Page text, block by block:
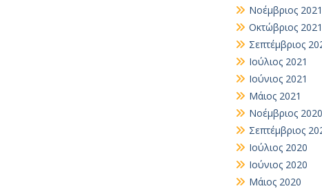
Νοέμβριος 2021
Οκτώβριος 2021
Σεπτέμβριος
Ιούλιος 2021
Ιούνιος 2021
Μάιος 2021
Νοέμβριος 2020
Σεπτέμβριος
Ιούλιος 2020
Ιούνιος 2020
Μάιος 2020